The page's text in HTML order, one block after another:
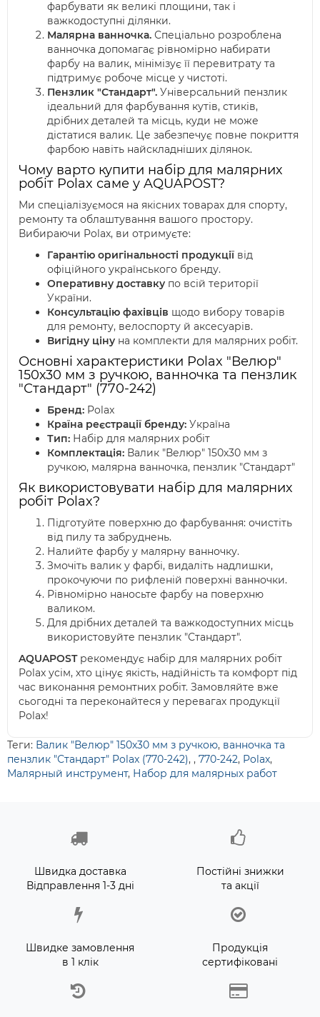
фарбувати як великі площини, так і
важкодоступні ділянки.
Малярна ванночка. Спеціально розроблена
ванночка допомагає рівномірно набирати
фарбу на валик, мінімізує її перевитрату та
підтримує робоче місце у чистоті.
Пензлик "Стандарт". Універсальний пензлик
ідеальний для фарбування кутів, стиків,
дрібних деталей та місць, куди не може
дістатися валик. Це забезпечує повне покриття
фарбою навіть найскладніших ділянок.
Чому варто купити набір для малярних
робіт Polax саме у AQUAPOST?
Ми спеціалізуємося на якісних товарах для спорту,
ремонту та облаштування вашого простору.
Вибираючи Polax, ви отримуєте:
Гарантію оригінальності продукції від
офіційного українського бренду.
Оперативну доставку по всій території
України.
Консультацію фахівців щодо вибору товарів
для ремонту, велоспорту й аксесуарів.
Вигідну ціну на комплекти для малярних робіт.
Основні характеристики Polax "Велюр"
150х30 мм з ручкою, ванночка та пензлик
"Стандарт" (770-242)
Бренд: Polax
Країна реєстрації бренду: Україна
Тип: Набір для малярних робіт
Комплектація: Валик "Велюр" 150х30 мм з
ручкою, малярна ванночка, пензлик "Стандарт"
Як використовувати набір для малярних
робіт Polax?
Підготуйте поверхню до фарбування: очистіть
від пилу та забруднень.
Налийте фарбу у малярну ванночку.
Змочіть валик у фарбі, видаліть надлишки,
прокочуючи по рифленій поверхні ванночки.
Рівномірно наносьте фарбу на поверхню
валиком.
Для дрібних деталей та важкодоступних місць
використовуйте пензлик "Стандарт".
AQUAPOSTрекомендує набір для малярних робіт
Polax усім, хто цінує якість, надійність та комфорт під
час виконання ремонтних робіт. Замовляйте вже
сьогодні та переконайтеся у перевагах продукції
Polax!
Теги: Валик "Велюр" 150х30 мм з ручкою, ванночка та
пензлик "Стандарт" Polax (770-242), , 770-242, Polax,
Малярный инструмент, Набор для малярных работ
Швидка доставка
Відправлення 1-3 дні
Постійні знижки
та акції
Швидке замовлення
в 1 клік
Продукція
сертифіковані